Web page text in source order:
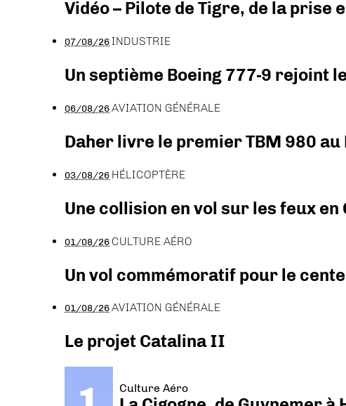
Vidéo – Pilote de Tigre, de la prise
07/08/26INDUSTRIE
Un septième Boeing 777-9 rejoint
06/08/26AVIATION GÉNÉRALE
Daher livre le premier TBM 980 au
03/08/26 HÉLICOPTÈRE
Une collision en vol sur les feux
01/08/26 CULTURE AÉRO
Un vol commémoratif pour le
01/08/26AVIATION GÉNÉRALE
Le projet Catalina II
Culture Aéro